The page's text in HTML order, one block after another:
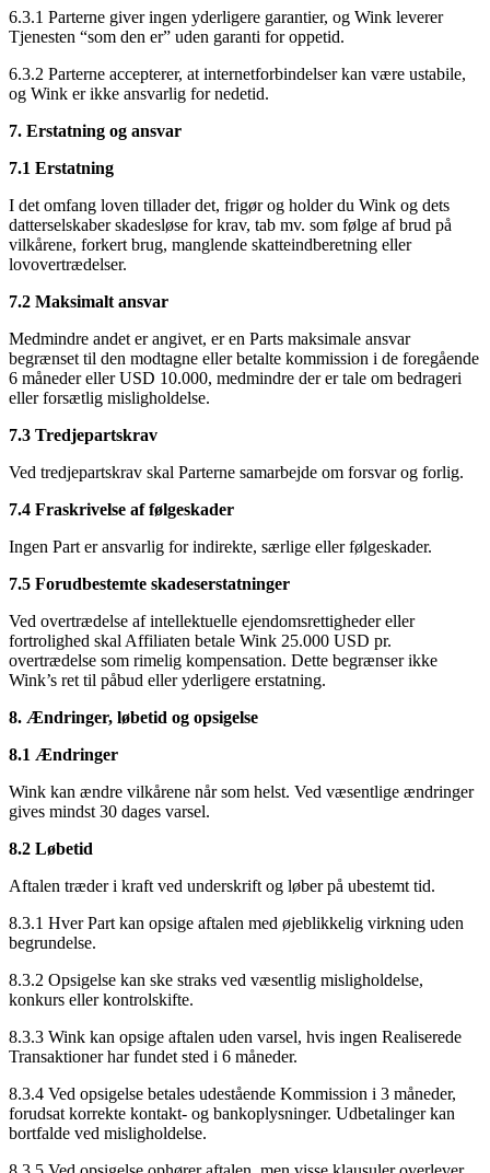
6.3.1 Parterne giver ingen yderligere garantier, og Wink leverer
Tjenesten “som den er” uden garanti for oppetid.
6.3.2 Parterne accepterer, at internetforbindelser kan være ustabile,
og Wink er ikke ansvarlig for nedetid.
7. Erstatning og ansvar
7.1 Erstatning
I det omfang loven tillader det, frigør og holder du Wink og dets
datterselskaber skadesløse for krav, tab mv. som følge af brud på
vilkårene, forkert brug, manglende skatteindberetning eller
lovovertrædelser.
7.2 Maksimalt ansvar
Medmindre andet er angivet, er en Parts maksimale ansvar
begrænset til den modtagne eller betalte kommission i de foregående
6 måneder eller USD 10.000, medmindre der er tale om bedrageri
eller forsætlig misligholdelse.
7.3 Tredjepartskrav
Ved tredjepartskrav skal Parterne samarbejde om forsvar og forlig.
7.4 Fraskrivelse af følgeskader
Ingen Part er ansvarlig for indirekte, særlige eller følgeskader.
7.5 Forudbestemte skadeserstatninger
Ved overtrædelse af intellektuelle ejendomsrettigheder eller
fortrolighed skal Affiliaten betale Wink 25.000 USD pr.
overtrædelse som rimelig kompensation. Dette begrænser ikke
Wink’s ret til påbud eller yderligere erstatning.
8. Ændringer, løbetid og opsigelse
8.1 Ændringer
Wink kan ændre vilkårene når som helst. Ved væsentlige ændringer
gives mindst 30 dages varsel.
8.2 Løbetid
Aftalen træder i kraft ved underskrift og løber på ubestemt tid.
8.3.1 Hver Part kan opsige aftalen med øjeblikkelig virkning uden
begrundelse.
8.3.2 Opsigelse kan ske straks ved væsentlig misligholdelse,
konkurs eller kontrolskifte.
8.3.3 Wink kan opsige aftalen uden varsel, hvis ingen Realiserede
Transaktioner har fundet sted i 6 måneder.
8.3.4 Ved opsigelse betales udestående Kommission i 3 måneder,
forudsat korrekte kontakt- og bankoplysninger. Udbetalinger kan
bortfalde ved misligholdelse.